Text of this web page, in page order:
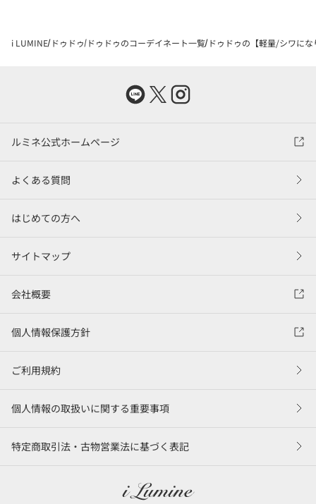
i LUMINE ドゥドゥ ドゥドゥのコーデイネート一覧 ドゥドゥの【軽量/シワにな
ルミネ公式ホームページ
よくある質問
はじめての方へ
サイトマップ
会社概要
個人情報保護方針
ご利用規約
個人情報の取扱いに関する重要事項
特定商取引法・古物営業法に基づく表記